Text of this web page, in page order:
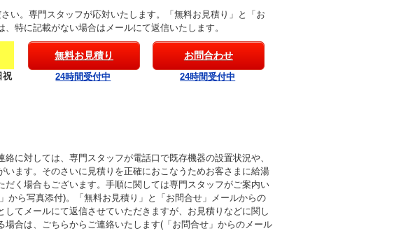
い。専門スタッフが応対いたします。「無料お見積り」と「お
、特に記載がない場合はメールにて返信いたします。
祝
無料お見積り
24時間受付中
お問合わせ
24時間受付中
絡に対しては、専門スタッフが電話口で既存機器の設置状況や、
います。そのさいに見積りを正確におこなうためお客さまに給湯
だく場合もございます。手順に関しては専門スタッフがご案内い
から写真添付)。「無料お見積り」と「お問合せ」メールからの
してメールにて返信させていただきますが、お見積りなどに関し
場合は、ごちらからご連絡いたします(「お問合せ」からのメール